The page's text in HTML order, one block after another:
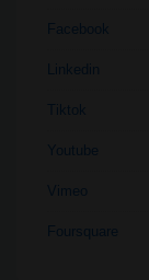
Facebook
Linkedin
Tiktok
Youtube
Vimeo
Foursquare